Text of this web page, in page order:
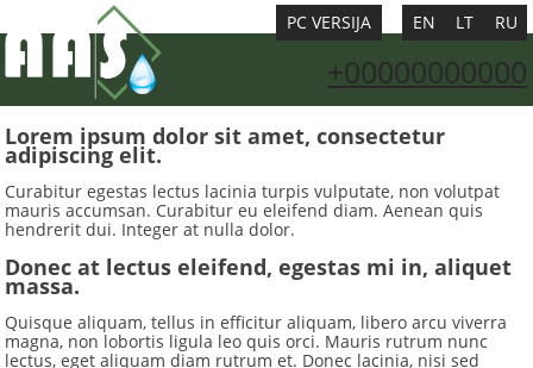
PC VERSIJA EN LT RU
+00000000000
Lorem ipsum dolor sit amet, consectetur
adipiscing elit.
Curabitur egestas lectus lacinia turpis vulputate, non volutpat
mauris accumsan. Curabitur eu eleifend diam. Aenean quis
hendrerit dui. Integer at nulla dolor.
Donec at lectus eleifend, egestas mi in, aliquet
massa.
Quisque aliquam, tellus in efficitur aliquam, libero arcu viverra
magna, non lobortis ligula leo quis orci. Mauris rutrum nunc
lectus, eget aliquam diam rutrum et. Donec lacinia, nisi sed